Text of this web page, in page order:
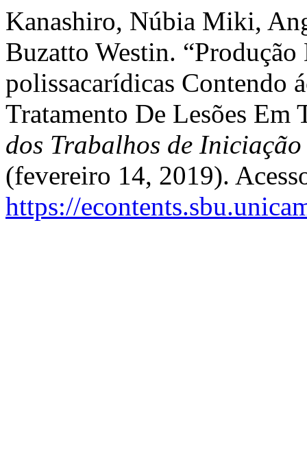
Kanashiro, Núbia Miki,
Buzatto Westin.
polissacarídicas Contendo
Tratamento De Lesões
dos Trabalhos de
(fevereiro 14, 2019).
https://